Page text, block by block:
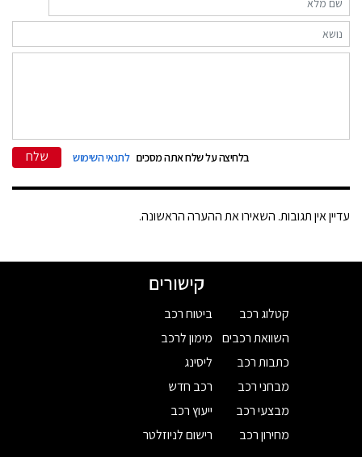
בלחיצה על שלח אתה מסכים לתנאי השימוש שלח
עדיין אין תגובות. השאירו את ההערה הראשונה.
קישורים
קטלוג רכב
השוואת רכבים
כתבות רכב
מבחני רכב
מבצעי רכב
מחירון רכב
ביטוח רכב
מימון לרכב
ליסינג
רכב חדש
ייעוץ רכב
רישום לניוזלטר